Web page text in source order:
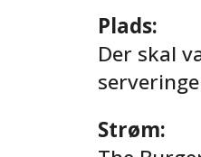
Plads:
Der skal
Strøm: